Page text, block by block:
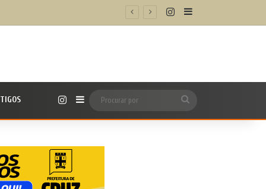
InstagramBarra Lateral
InstagramBarra Lateral
por